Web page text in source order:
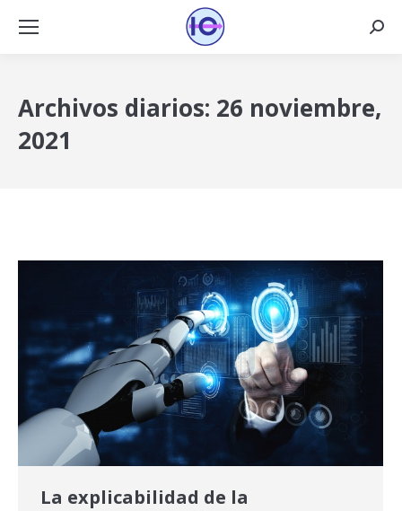
Archivos diarios: 26 noviembre,
2021
La explicabilidad de la